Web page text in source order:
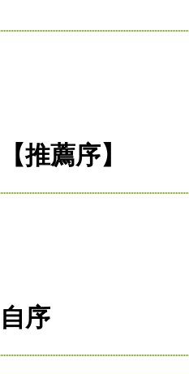
【推薦序】
自序